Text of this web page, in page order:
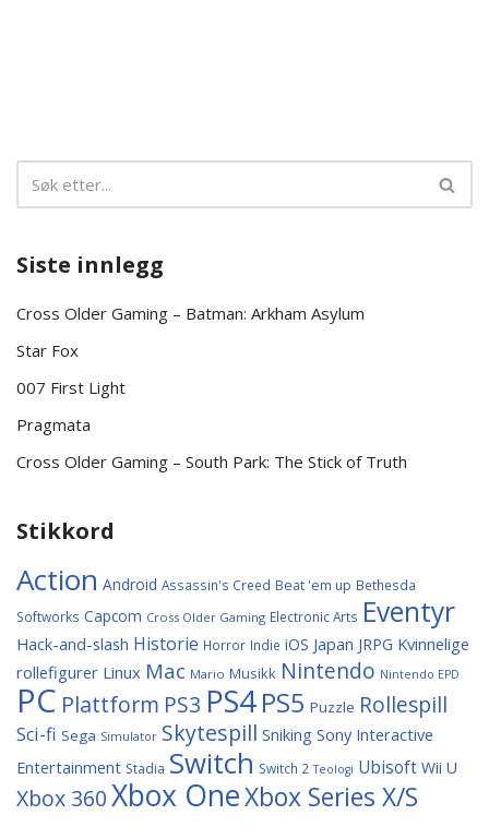
Siste innlegg
Cross Older Gaming – Batman: Arkham Asylum
Star Fox
007 First Light
Pragmata
Cross Older Gaming – South Park: The Stick of Truth
Stikkord
Action Android Assassin's Creed Beat 'em up Bethesda
Softworks Capcom Cross Older Gaming Electronic Arts Eventyr
Hack-and-slash Historie Horror Indie iOS Japan JRPG Kvinnelige
rollefigurer Linux Mac Mario Musikk Nintendo Nintendo EPD
PC Plattform PS3 PS4PS5 Puzzle Rollespill
Sci-fi Sega Simulator Skytespill Sniking Sony Interactive
Entertainment Stadia Switch Switch 2 Teologi Ubisoft Wii U
Xbox 360Xbox OneXbox Series X/S